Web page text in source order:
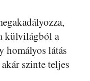
külvilágból a
homályos látás
szinte teljes